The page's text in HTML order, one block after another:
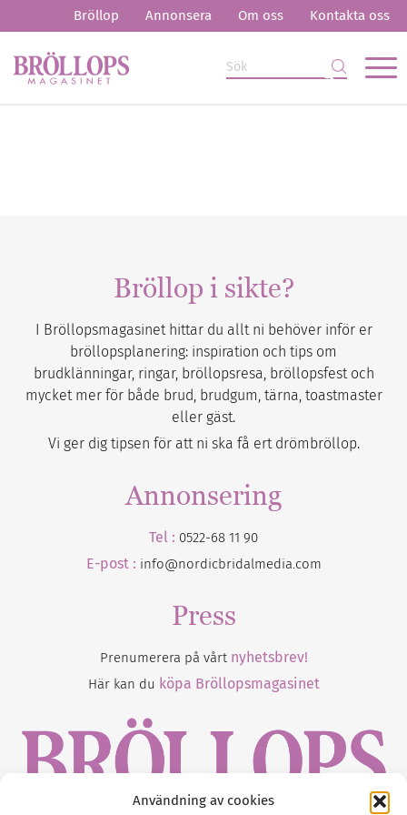
Användning av cookies
Bröllop Annonsera Om oss Kontakta oss
Bröllop i sikte?
I Bröllopsmagasinet hittar du allt ni behöver inför er
bröllopsplanering: inspiration och tips om
brudklänningar, ringar, bröllopsresa, bröllopsfest och
mycket mer för både brud, brudgum, tärna, toastmaster
eller gäst.
Vi ger dig tipsen för att ni ska få ert drömbröllop.
Annonsering
Tel : 0522-68 11 90
E-post : info@nordicbridalmedia.com
Press
Prenumerera på vårt nyhetsbrev!
Här kan du köpa Bröllopsmagasinet